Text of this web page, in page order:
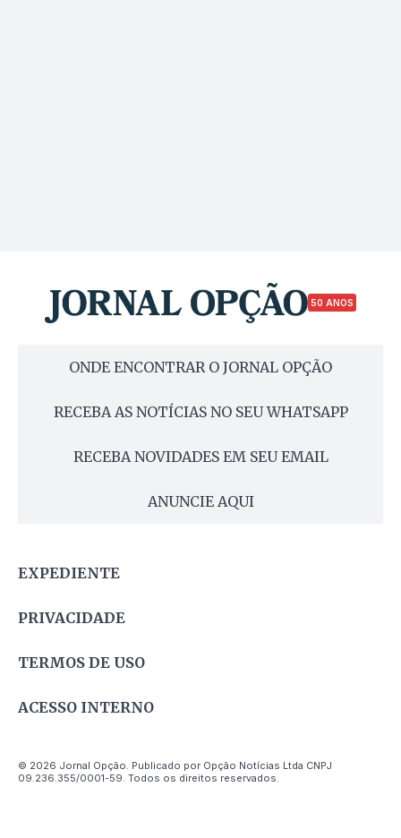
50 ANOS
ONDE ENCONTRAR O JORNAL OPÇÃO
RECEBA AS NOTÍCIAS NO SEU WHATSAPP
RECEBA NOVIDADES EM SEU EMAIL
ANUNCIE AQUI
EXPEDIENTE
PRIVACIDADE
TERMOS DE USO
ACESSO INTERNO
© 2026 Jornal Opção. Publicado por Opção Notícias Ltda CNPJ
09.236.355/0001-59. Todos os direitos reservados.